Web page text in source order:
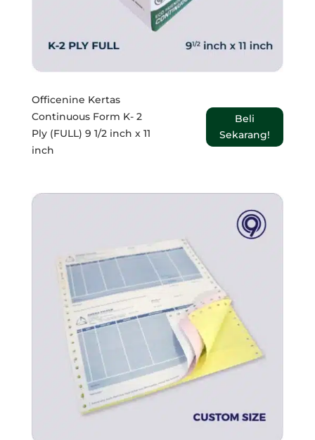
Officenine Kertas
Continuous Form K- 2
Ply (FULL) 9 1/2 inch x 11
inch
Beli
Sekarang!